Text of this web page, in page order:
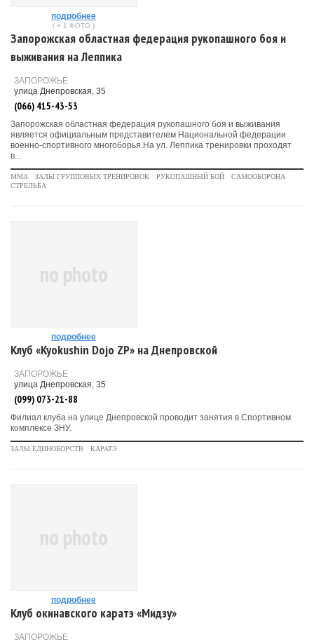
подробнее
( + 1 ФОТО )
Запорожская областная федерация рукопашного боя и
выживания на Леппика
ЗАПОРОЖЬЕ
улица Днепровская, 35
(066) 415-43-53
Запорожская областная федерация рукопашного боя и выживания
является официальным представителем Национальной федерации
военно-спортивного многоборья.На ул. Леппика тренировки проходят
в...
MMA ЗАЛЫ ГРУППОВЫХ ТРЕНИРОВОК РУКОПАШНЫЙ БОЙ
САМООБОРОНА
СТРЕЛЬБА
no photo
подробнее
Клуб «Kyokushin Dojo ZP» на Днепровской
ЗАПОРОЖЬЕ
улица Днепровская, 35
(099) 073-21-88
Филиал клуба на улице Днепровской проводит занятия в Спортивном
комплексе ЗНУ.
ЗАЛЫ ЕДИНОБОРСТВ КАРАТЭ
no photo
подробнее
Клуб окинавского каратэ «Мидзу»
ЗАПОРОЖЬЕ